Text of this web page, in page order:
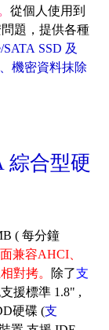
從個人使用到
題，提供各種
SSD 及
機密資料抹除
綜合型硬
( 每分鐘
兼容AHCI、
對拷。
除了支
援標準 1.8" ,
硬碟 (支